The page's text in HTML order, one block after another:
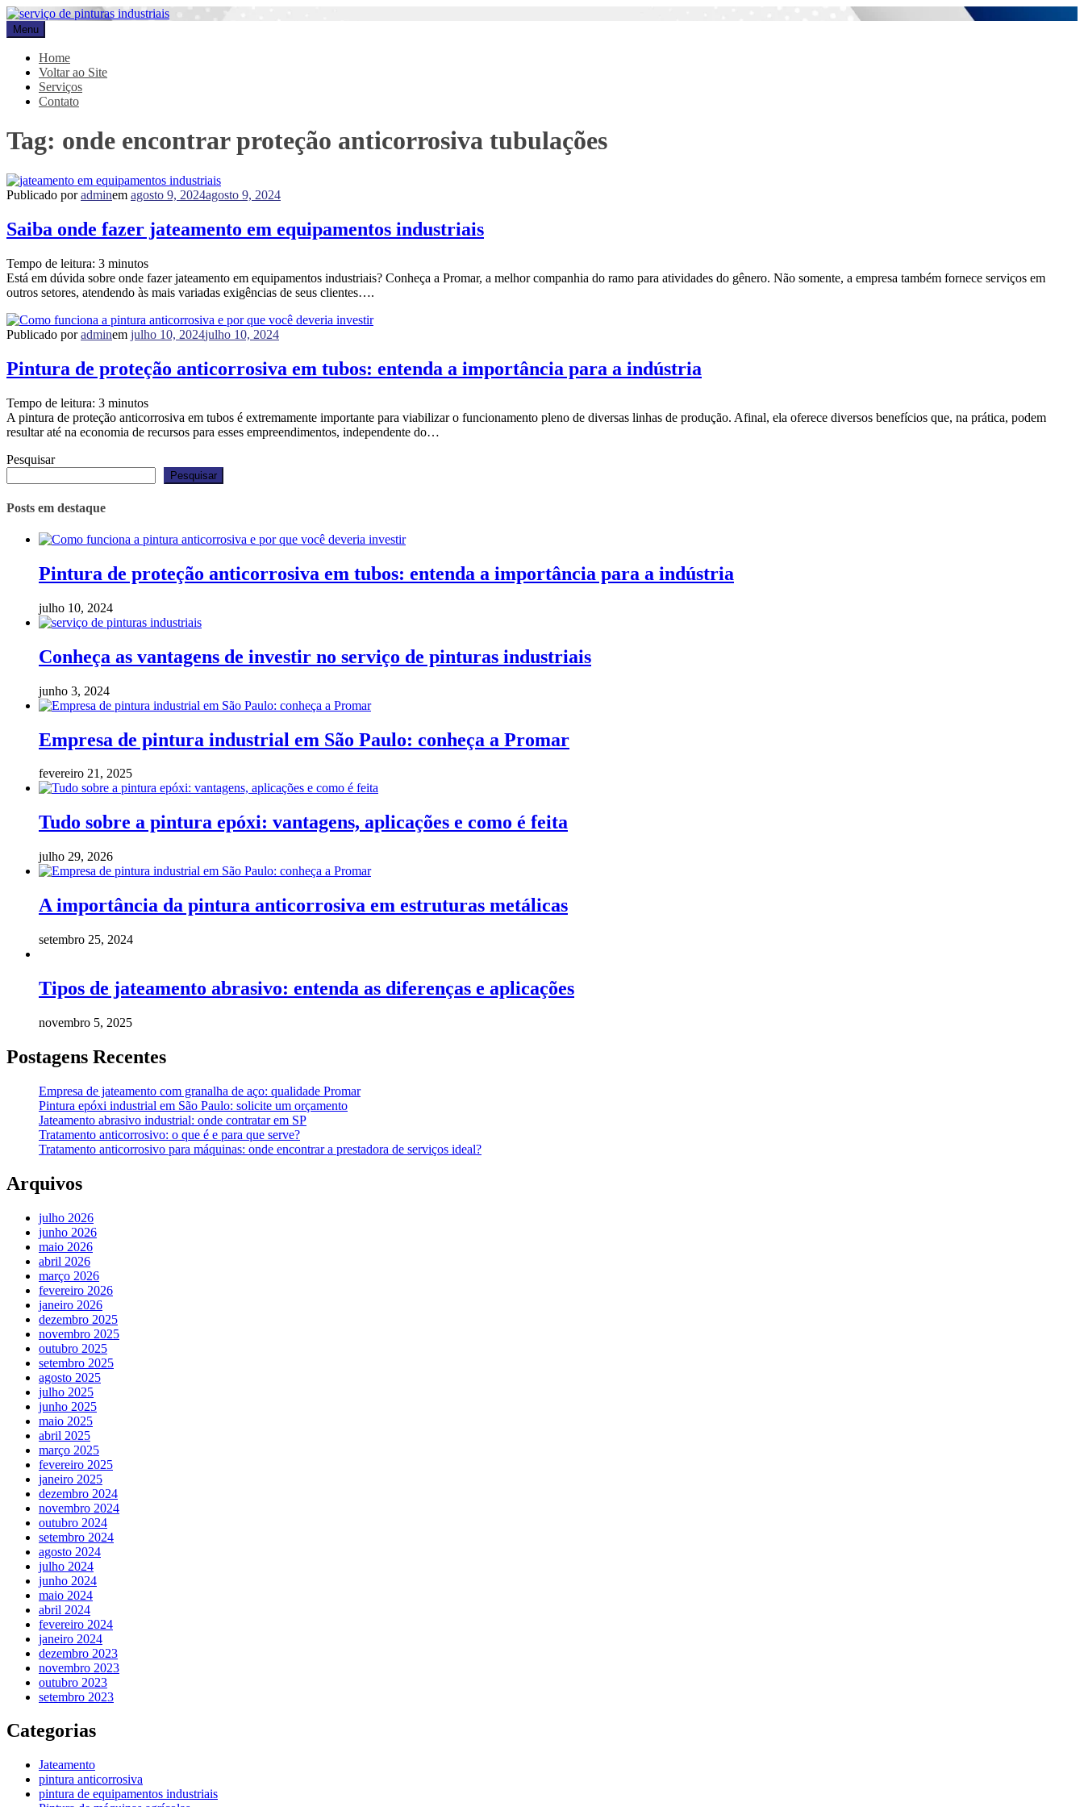
Pular
para
o
conteúdo
Promar
Blog
Menu
Home
Voltar ao Site
Serviços
Contato
Tag: onde encontrar proteção anticorrosiva tubulações
Publicado poradminem agosto 9, 2024agosto 9, 2024
Saiba onde fazer jateamento em equipamentos industriais
Tempo de leitura: 3 minutos
Está em dúvida sobre onde fazer jateamento em equipamentos industriais? Conheça a Promar, a melhor companhia do ramo para atividades do gênero. Não somente, a empresa também fornece serviços em
outros setores, atendendo às mais variadas exigências de seus clientes….
Publicado poradminem julho 10, 2024julho 10, 2024
Pintura de proteção anticorrosiva em tubos: entenda a importância para a indústria
Tempo de leitura: 3 minutos
A pintura de proteção anticorrosiva em tubos é extremamente importante para viabilizar o funcionamento pleno de diversas linhas de produção. Afinal, ela oferece diversos benefícios que, na prática, podem
resultar até na economia de recursos para esses empreendimentos, independente do…
Pesquisar
Pesquisar
Posts em destaque
Pintura de proteção anticorrosiva em tubos: entenda a importância para a indústria
julho 10, 2024
Conheça as vantagens de investir no serviço de pinturas industriais
junho 3, 2024
Empresa de pintura industrial em São Paulo: conheça a Promar
fevereiro 21, 2025
Tudo sobre a pintura epóxi: vantagens, aplicações e como é feita
julho 29, 2026
A importância da pintura anticorrosiva em estruturas metálicas
setembro 25, 2024
Tipos de jateamento abrasivo: entenda as diferenças e aplicações
novembro 5, 2025
Postagens Recentes
Empresa de jateamento com granalha de aço: qualidade Promar
Pintura epóxi industrial em São Paulo: solicite um orçamento
Jateamento abrasivo industrial: onde contratar em SP
Tratamento anticorrosivo: o que é e para que serve?
Tratamento anticorrosivo para máquinas: onde encontrar a prestadora de serviços ideal?
Arquivos
julho 2026
junho 2026
maio 2026
abril 2026
março 2026
fevereiro 2026
janeiro 2026
dezembro 2025
novembro 2025
outubro 2025
setembro 2025
agosto 2025
julho 2025
junho 2025
maio 2025
abril 2025
março 2025
fevereiro 2025
janeiro 2025
dezembro 2024
novembro 2024
outubro 2024
setembro 2024
agosto 2024
julho 2024
junho 2024
maio 2024
abril 2024
fevereiro 2024
janeiro 2024
dezembro 2023
novembro 2023
outubro 2023
setembro 2023
Categorias
Jateamento
pintura anticorrosiva
pintura de equipamentos industriais